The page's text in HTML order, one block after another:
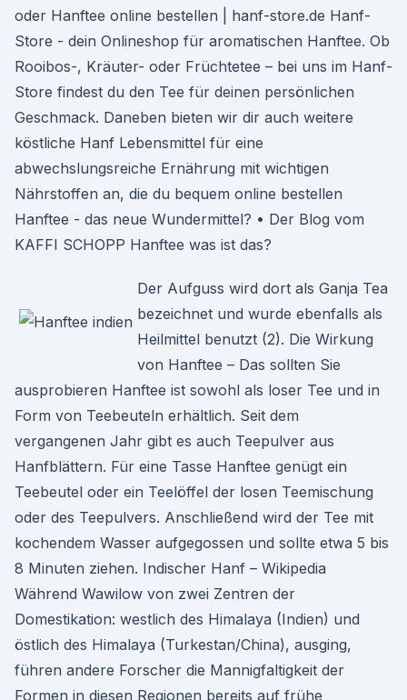
oder Hanftee online bestellen | hanf-store.de Hanf-
Store - dein Onlineshop für aromatischen Hanftee. Ob
Rooibos-, Kräuter- oder Früchtetee – bei uns im Hanf-
Store findest du den Tee für deinen persönlichen
Geschmack. Daneben bieten wir dir auch weitere
köstliche Hanf Lebensmittel für eine
abwechslungsreiche Ernährung mit wichtigen
Nährstoffen an, die du bequem online bestellen
Hanftee - das neue Wundermittel? • Der Blog vom
KAFFI SCHOPP Hanftee was ist das?
Der Aufguss wird dort als Ganja Tea
bezeichnet und wurde ebenfalls als
Heilmittel benutzt (2). Die Wirkung
von Hanftee – Das sollten Sie
ausprobieren Hanftee ist sowohl als loser Tee und in
Form von Teebeuteln erhältlich. Seit dem
vergangenen Jahr gibt es auch Teepulver aus
Hanfblättern. Für eine Tasse Hanftee genügt ein
Teebeutel oder ein Teelöffel der losen Teemischung
oder des Teepulvers. Anschließend wird der Tee mit
kochendem Wasser aufgegossen und sollte etwa 5 bis
8 Minuten ziehen. Indischer Hanf – Wikipedia
Während Wawilow von zwei Zentren der
Domestikation: westlich des Himalaya (Indien) und
östlich des Himalaya (Turkestan/China), ausging,
führen andere Forscher die Mannigfaltigkeit der
Formen in diesen Regionen bereits auf frühe